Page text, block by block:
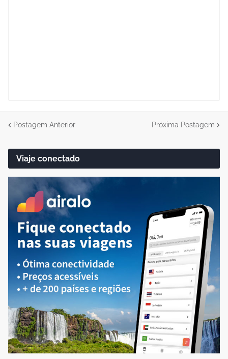
Postagem Anterior Próxima Postagem
Viaje conectado